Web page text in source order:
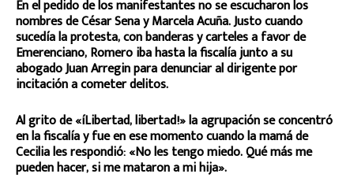
En el pedido de los manifestantes no se escucharon los
nombres de César Sena y Marcela Acuña. Justo cuando
sucedía la protesta, con banderas y carteles a favor de
Emerenciano, Romero iba hasta la fiscalía junto a su
abogado Juan Arregin para denunciar al dirigente por
incitación a cometer delitos.
Al grito de «íLibertad, libertad!» la agrupación se concentró
en la fiscalía y fue en ese momento cuando la mamá de
Cecilia les respondió: «No les tengo miedo. Qué más me
pueden hacer, si me mataron a mi hija».